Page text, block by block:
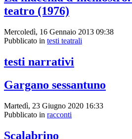
teatro (1976)
Mercoledì, 16 Gennaio 2013 09:38
Pubblicato in testi teatrali
testi narrativi
Gargano sessantuno
Martedì, 23 Giugno 2020 16:33
Pubblicato in racconti
Scalabrino